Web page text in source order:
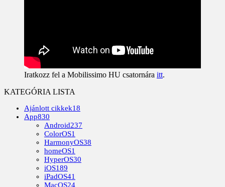
Iratkozz fel a Mobilissimo HU csatornára itt.
KATEGÓRIA LISTA
Ajánlott cikkek18
App830
Android237
ColorOS1
HarmonyOS38
homeOS1
HyperOS30
iOS189
iPadOS41
MacOS24